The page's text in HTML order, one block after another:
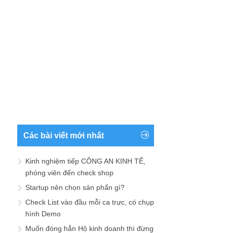
Các bài viết mới nhất
Kinh nghiệm tiếp CÔNG AN KINH TẾ,
phóng viên đến check shop
Startup nên chọn sản phẩn gì?
Check List vào đầu mỗi ca trực, có chụp
hình Demo
Muốn đóng hẳn Hộ kinh doanh thì đừng